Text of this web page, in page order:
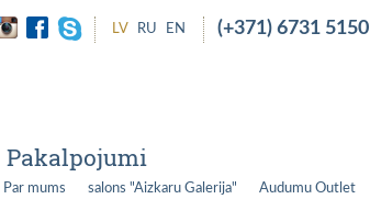
LV RU EN (+371) 6731 5150
Pakalpojumi
Par mums salons "Aizkaru Galerija" Audumu Outlet